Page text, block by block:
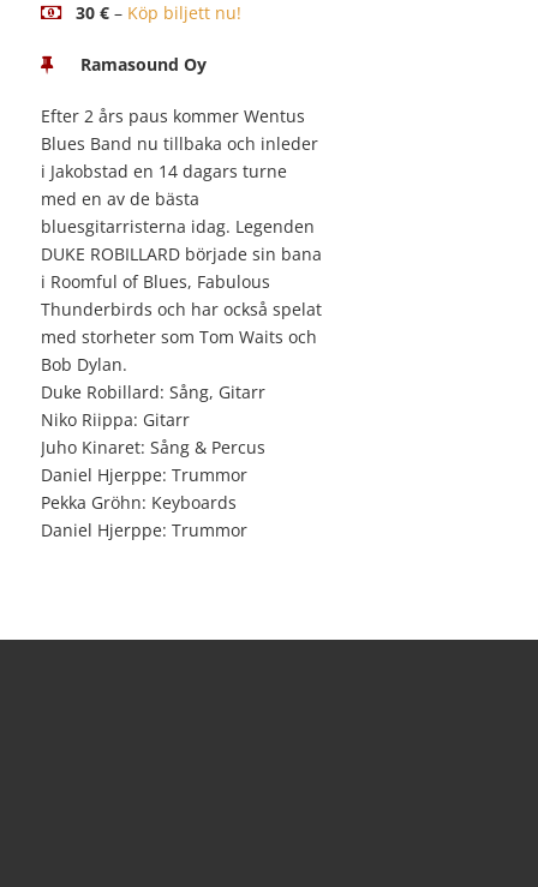
30 € – Köp biljett nu!
Ramasound Oy
Efter 2 års paus kommer Wentus
Blues Band nu tillbaka och inleder
i Jakobstad en 14 dagars turne
med en av de bästa
bluesgitarristerna idag. Legenden
DUKE ROBILLARD började sin bana
i Roomful of Blues, Fabulous
Thunderbirds och har också spelat
med storheter som Tom Waits och
Bob Dylan.
Duke Robillard: Sång, Gitarr
Niko Riippa: Gitarr
Juho Kinaret: Sång & Percus
Daniel Hjerppe: Trummor
Pekka Gröhn: Keyboards
Daniel Hjerppe: Trummor